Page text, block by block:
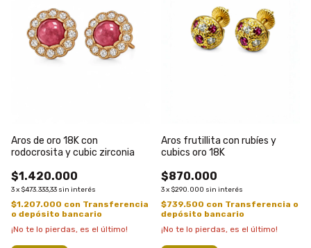
Aros de oro 18K con
rodocrosita y cubic zirconia
$1.420.000
3x $473.333,33 sin interés
$1.207.000 con Transferencia
o depósito bancario
¡No te lo pierdas, es el último!
Aros frutillita con rubíes y
cubics oro 18K
$870.000
3x $290.000 sin interés
$739.500 con Transferencia o
depósito bancario
¡No te lo pierdas, es el último!